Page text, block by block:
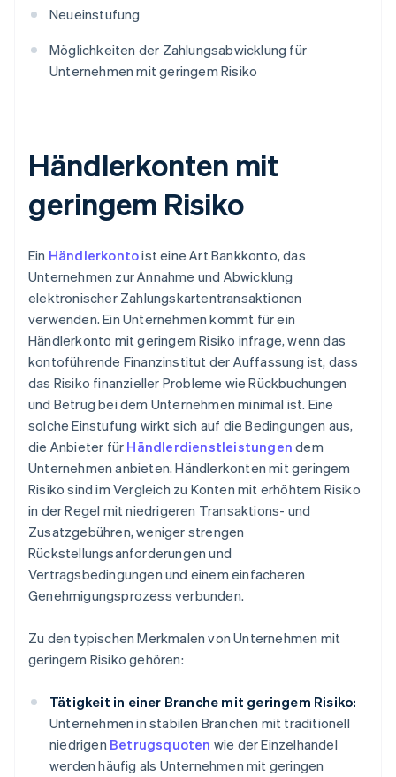
Neueinstufung
Möglichkeiten der Zahlungsabwicklung für
Unternehmen mit geringem Risiko
Händlerkonten mit
geringem Risiko
Ein Händlerkontoist eine Art Bankkonto, das
Unternehmen zur Annahme und Abwicklung
elektronischer Zahlungskartentransaktionen
verwenden. Ein Unternehmen kommt für ein
Händlerkonto mit geringem Risiko infrage, wenn das
kontoführende Finanzinstitut der Auffassung ist, dass
das Risiko finanzieller Probleme wie Rückbuchungen
und Betrug bei dem Unternehmen minimal ist. Eine
solche Einstufung wirkt sich auf die Bedingungen aus,
die Anbieter für Händlerdienstleistungen dem
Unternehmen anbieten. Händlerkonten mit geringem
Risiko sind im Vergleich zu Konten mit erhöhtem Risiko
in der Regel mit niedrigeren Transaktions- und
Zusatzgebühren, weniger strengen
Rückstellungsanforderungen und
Vertragsbedingungen und einem einfacheren
Genehmigungsprozess verbunden.
Zu den typischen Merkmalen von Unternehmen mit
geringem Risiko gehören:
Tätigkeit in einer Branche mit geringem Risiko:
Unternehmen in stabilen Branchen mit traditionell
niedrigen Betrugsquoten wie der Einzelhandel
werden häufig als Unternehmen mit geringen